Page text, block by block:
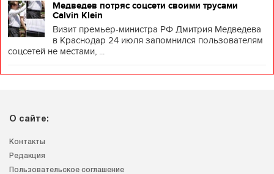
Медведев потряс соцсети своими трусами
Calvin Klein
Визит премьер-министра РФ Дмитрия Медведева
в Краснодар 24 июля запомнился пользователям
соцсетей не местами, ...
О сайте:
Контакты
Редакция
Пользовательское соглашение